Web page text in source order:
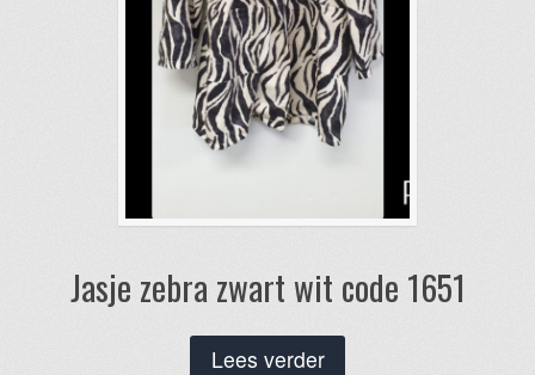
Jasje zebra zwart wit code 1651
Lees verder